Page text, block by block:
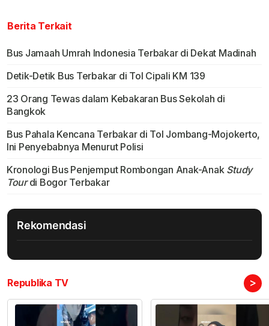
Berita Terkait
Bus Jamaah Umrah Indonesia Terbakar di Dekat Madinah
Detik-Detik Bus Terbakar di Tol Cipali KM 139
23 Orang Tewas dalam Kebakaran Bus Sekolah di
Bangkok
Bus Pahala Kencana Terbakar di Tol Jombang-Mojokerto,
Ini Penyebabnya Menurut Polisi
Kronologi Bus Penjemput Rombongan Anak-Anak Study
Tourdi Bogor Terbakar
Rekomendasi
Republika TV >